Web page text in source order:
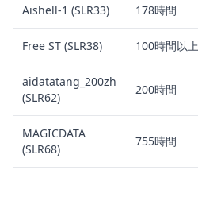
Aishell-1 (SLR33) 178時間
Free ST (SLR38) 100時間以上
aidatatang_200zh
(SLR62)
200時間
MAGICDATA
(SLR68)
755時間